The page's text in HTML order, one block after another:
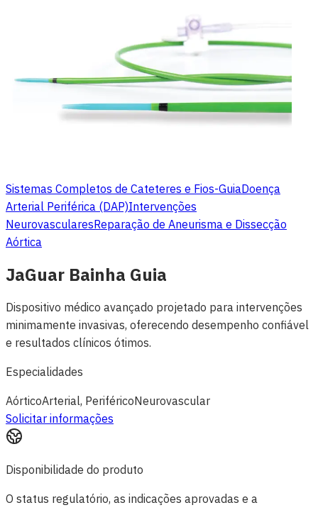
Sistemas Completos de Cateteres e Fios-GuiaDoença
Arterial Periférica (DAP)Intervenções
NeurovascularesReparação de Aneurisma e Dissecção
Aórtica
JaGuar Bainha Guia
Dispositivo médico avançado projetado para intervenções
minimamente invasivas, oferecendo desempenho confiável
e resultados clínicos ótimos.
Especialidades
AórticoArterial, PeriféricoNeurovascular
Solicitar informações
Disponibilidade do produto
O status regulatório, as indicações aprovadas e a